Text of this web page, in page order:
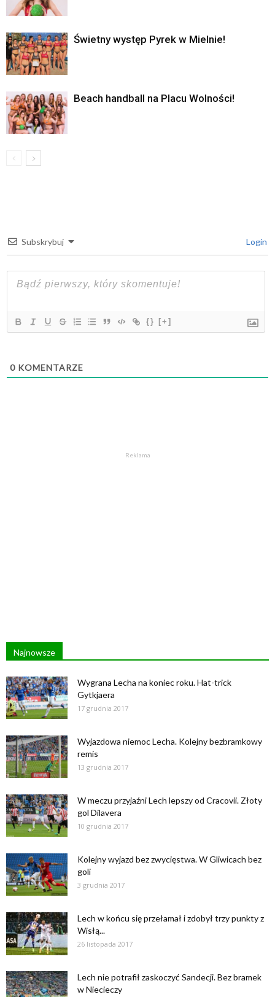
Świetny występ Pyrek w Mielnie!
Beach handball na Placu Wolności!
Subskrybuj Login
{} [+]
0 KOMENTARZE
Reklama
Najnowsze
Wygrana Lecha na koniec roku. Hat-trick
Gytkjaera
17 grudnia 2017
Wyjazdowa niemoc Lecha. Kolejny bezbramkowy
remis
13 grudnia 2017
W meczu przyjaźni Lech lepszy od Cracovii. Złoty
gol Dilavera
10 grudnia 2017
Kolejny wyjazd bez zwycięstwa. W Gliwicach bez
goli
3 grudnia 2017
Lech w końcu się przełamał i zdobył trzy punkty z
Wisłą...
26 listopada 2017
Lech nie potrafił zaskoczyć Sandecji. Bez bramek
w Niecieczy